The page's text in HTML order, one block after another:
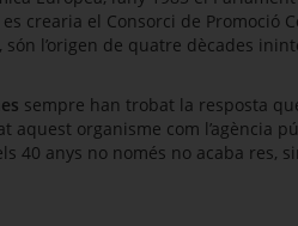
crearia el Consorci de Promoció
, són l’origen de quatre dècades
sempre han trobat la resposta
organisme com l’agència
40 anys no només no acaba res,